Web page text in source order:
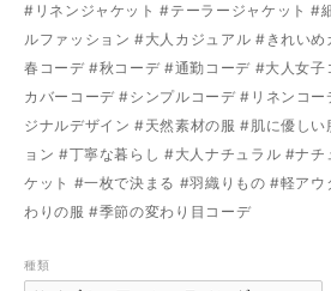
#リネンジャケット #テーラージャケット #
ルファッション #大人カジュアル #きれい
春コーデ #秋コーデ #通勤コーデ #大人女
カバーコーデ #シンプルコーデ #リネンコ
ジナルデザイン #天然素材の服 #肌に優し
ョン #丁寧な暮らし #大人ナチュラル #ナチ
ケット #一枚で決まる #羽織りもの #軽ア
わりの服 #季節の変わり目コーデ
種類